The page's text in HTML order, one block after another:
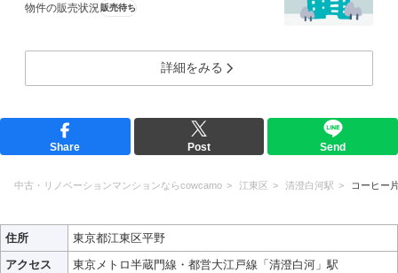
物件の販売状況 販売待ち
詳細をみる
Share Post Send
中古・リノベーションマンションならcowcamo 江東区 清澄白河駅 コーヒー
住所
東京都江東区平野
アクセス
東京メトロ半蔵門線・都営大江戸線「清澄白河」駅